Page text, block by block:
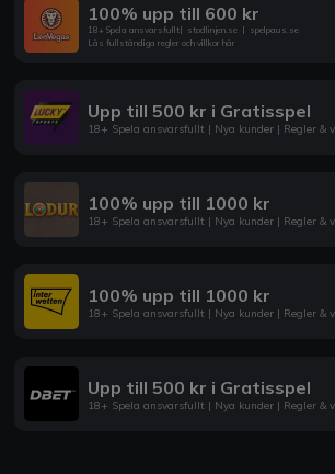
100% upp till 600 kr
18+ Spela ansvarsfullt| stodlinjen.se | spelpaus.se
Läs fullständiga regler och villkor här
Upp till 500 kr i Gratisspel
18+ Spela ansvarsfullt | Nya kunder | Regler &
100% upp till 1000 kr
18+ Spela ansvarsfullt | Nya kunder | Regler &
100% upp till 1000 kr
18+ Spela ansvarsfullt | Nya kunder | Regler &
Upp till 500 kr i Gratisspel
18+ Spela ansvarsfullt | Nya kunder | Regler &